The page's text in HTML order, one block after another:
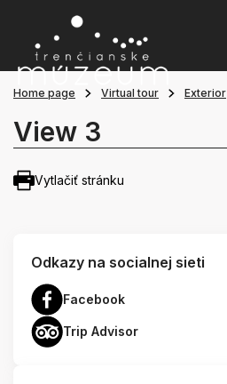
Home page Virtual tour Exterior
View 3
Vytlačiť stránku
Odkazy na socialnej sieti
Facebook
Trip Advisor